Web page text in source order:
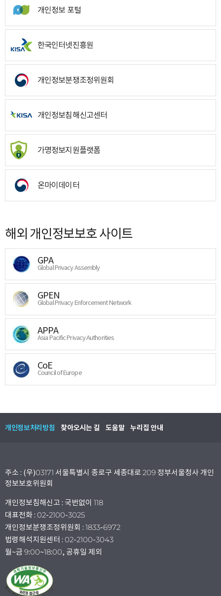
개인정보 포털
한국인터넷진흥원
개인정보분쟁조정위원회
개인정보침해신고센터
가명정보지원플랫폼
온마이데이터
해외 개인정보보호 사이트
GPA
Global Privacy Assembly
GPEN
Global Privacy Enforcement Network
APPA
Asia Pacific Privacy Authorities
CoE
Council of Europe
개인정보처리방침 찾아오시는 길 도움말 누리집 안내
주소 : (우)03171 서울특별시 종로구 세종대로 209 정부서울청사 개인
정보보호위원회
개인정보침해신고 : 국번없이 118
대표전화 : 02-2100-3025
개인정보분쟁조정위원회 : 1833-6972
법령해석지원센터 : 02-2100-3043
월~금 9:00~18:00, 공휴일 제외